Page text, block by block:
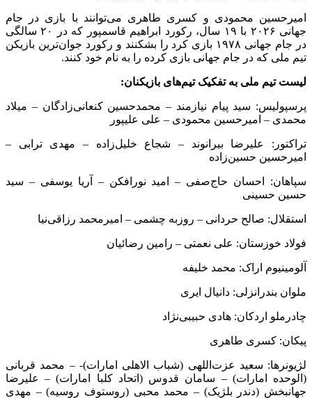
امیرحسین محمودی و کسری طاهری می‌توانند با بازی در جام
جهانی ۲۰۲۶ با ۱۹ سال، رکورد ابراهیم قاسمپور که در ۲۰ سالگی
در جام جهانی ۱۹۷۸ بازی کرد را بشکنند و رکورد جوان‌ترین بازیکن
تیم ملی که در جام جهانی بازی کرده را به نام خود کنند.
لیست تیم ملی به تفکیک تیم‌های بازیکنان:
پرسپولیس: سید پیام نیازمند – محمدحسین کنعانی‌زادگان – میلاد
محمدی – امیرحسین محمودی – علی علیپور
تراکتور: علیرضا بیرانوند – شجاع خلیل‌زاده – مهدی ترابی –
امیرحسین حسین‌زاده
سپاهان: احسان حاج‌صفی – امید نورافکن – آریا یوسفی – سید
حسین حسینی
استقلال: صالح حردانی – روزبه چشمی – امیرمحمد رزاقی‌نیا
فولاد خوزستان: علی نعمتی – رامین رضائیان
آلومینیوم اراک: محمد خلیفه
ملوان بندرانزلی: دانیال ایری
چادرملو اردکان: هادی حبیبی‌نژاد
پیکان: کسری طاهری
لژیونرها: سعید عزت‌اللهی (شباب الاهلی امارات)- – محمد قربانی
(الوحده امارات) – سامان قدوس (اتحاد کلبا امارات) – علیرضا
جهانبخش (دندر بلژیک) – محمد محبی (روستوف روسیه) – مهدی